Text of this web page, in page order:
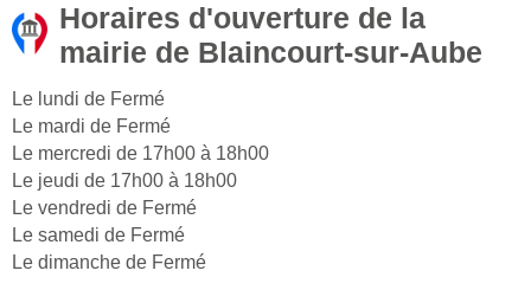
Horaires d'ouverture de la
mairie de Blaincourt-sur-Aube
Le lundi de Fermé
Le mardi de Fermé
Le mercredi de 17h00 à 18h00
Le jeudi de 17h00 à 18h00
Le vendredi de Fermé
Le samedi de Fermé
Le dimanche de Fermé